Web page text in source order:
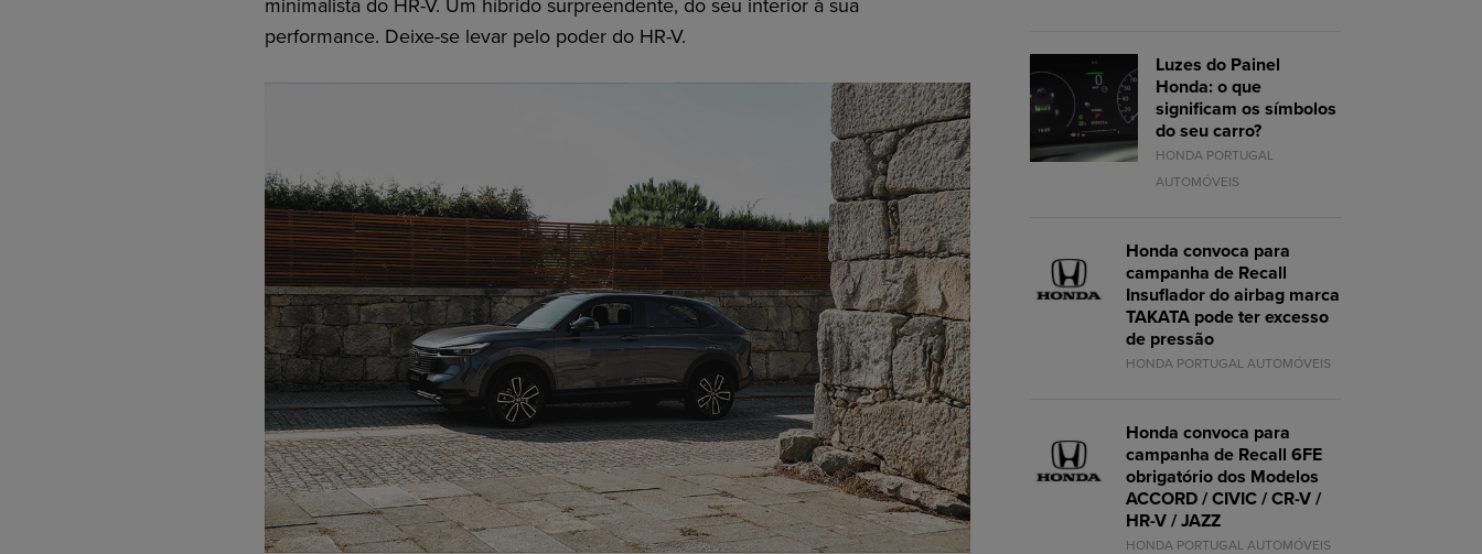
minimalista do HR-V. Um híbrido surpreendente, do seu interior à sua
performance. Deixe-se levar pelo poder do HR-V.
Luzes do Painel
Honda: o que
significam os símbolos
do seu carro?
HONDA PORTUGAL
AUTOMÓVEIS
Honda convoca para
campanha de Recall
Insuflador do airbag marca
TAKATA pode ter excesso
de pressão
HONDA PORTUGAL AUTOMÓVEIS
Honda convoca para
campanha de Recall 6FE
obrigatório dos Modelos
ACCORD / CIVIC / CR-V /
HR-V / JAZZ
HONDA PORTUGAL AUTOMÓVEIS